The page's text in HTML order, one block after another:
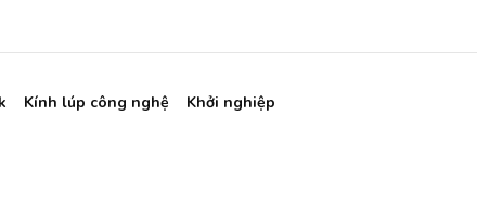
Kính lúp công nghệ Khởi nghiệp